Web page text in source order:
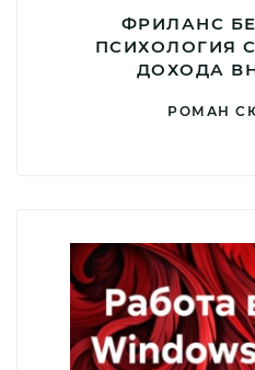
ФРИЛАНС
ПСИХОЛОГИЯ
ДОХОДА
РОМАН